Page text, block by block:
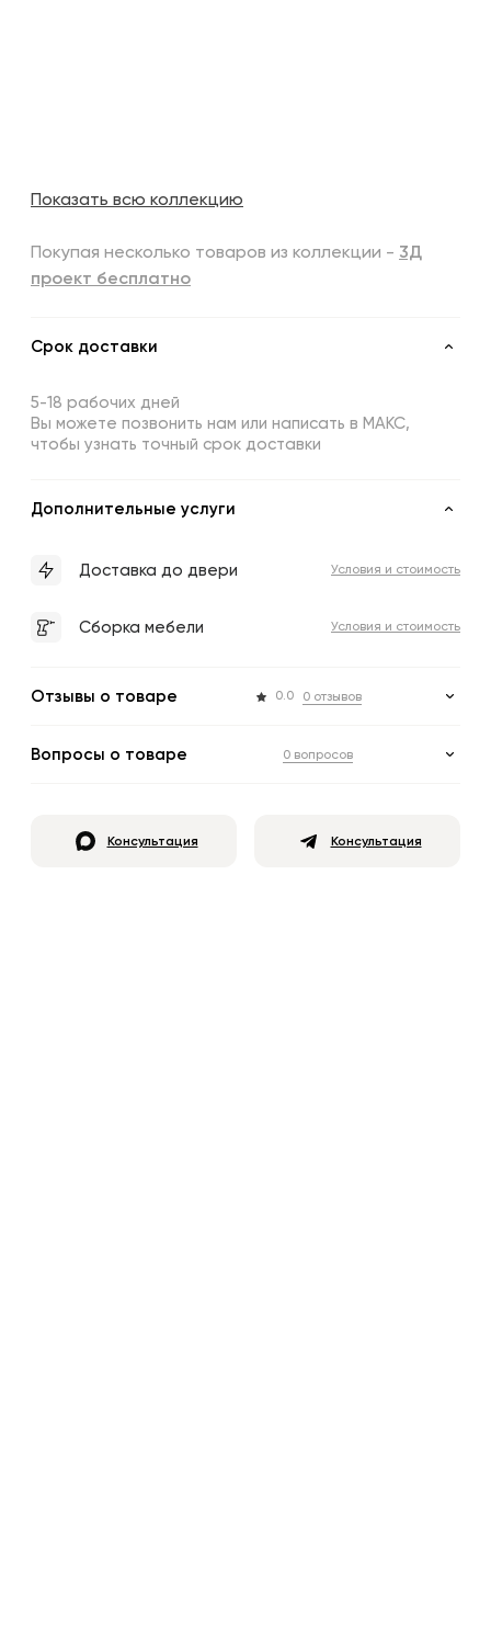
Показать всю коллекцию
Покупая несколько товаров из коллекции - 3Д
проект бесплатно
Срок доставки
5-18 рабочих дней
Вы можете позвонить нам или написать в МАКС,
чтобы узнать точный срок доставки
Дополнительные услуги
Доставка до двери Условия и стоимость
Сборка мебели Условия и стоимость
Отзывы о товаре 0.0 0 отзывов
Вопросы о товаре 0 вопросов
Консультация Консультация